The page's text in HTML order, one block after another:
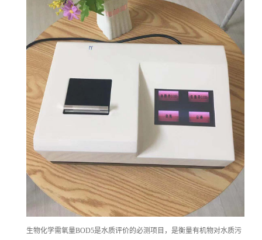
生物化学需氧量BOD5是水质评价的必测项目，是衡量有机物对水质污